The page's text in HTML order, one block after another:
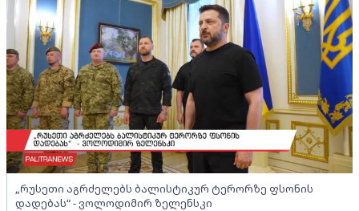
„რუსეთი აგრძელებს ბალისტიკურ ტერორზე ფსონის
დადებას“ - ვოლოდიმირ ზელენსკი